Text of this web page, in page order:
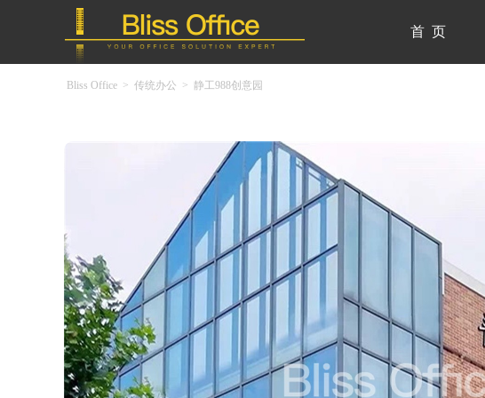
首 页
Bliss Office > 传统办公 > 静工988创意园